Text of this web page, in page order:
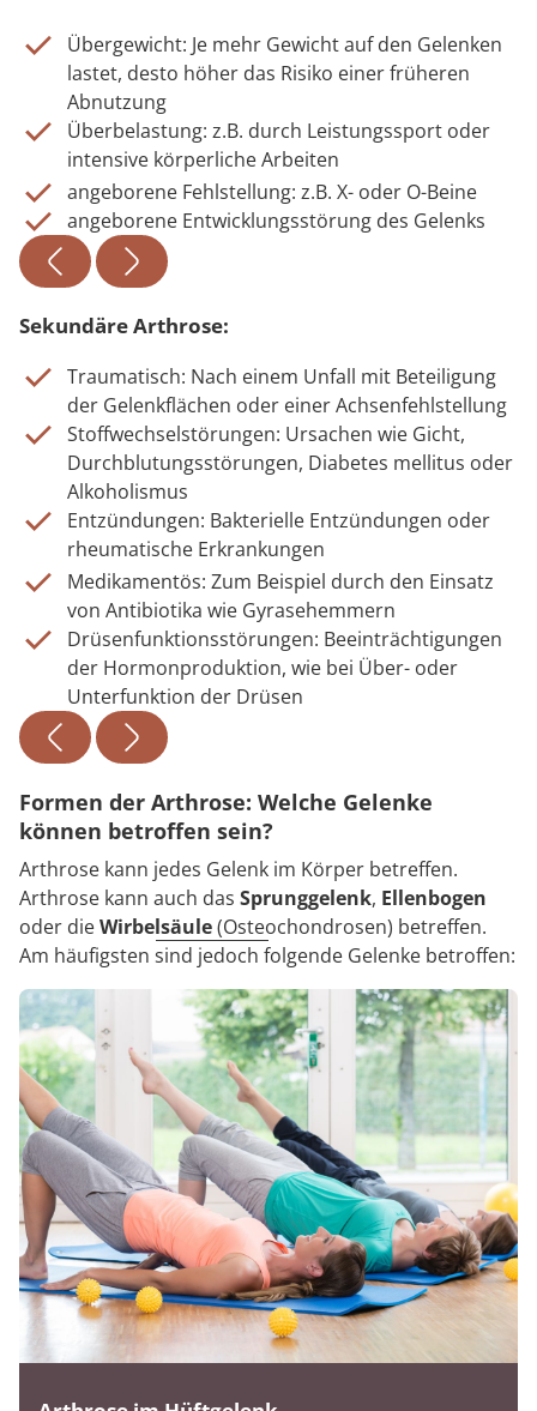
Übergewicht: Je mehr Gewicht auf den Gelenken
lastet, desto höher das Risiko einer früheren
Abnutzung
Überbelastung: z.B. durch Leistungssport oder
intensive körperliche Arbeiten
angeborene Fehlstellung: z.B. X- oder O-Beine
angeborene Entwicklungsstörung des Gelenks
Sekundäre Arthrose:
Traumatisch: Nach einem Unfall mit Beteiligung
der Gelenkflächen oder einer Achsenfehlstellung
Stoffwechselstörungen: Ursachen wie Gicht,
Durchblutungsstörungen, Diabetes mellitus oder
Alkoholismus
Entzündungen: Bakterielle Entzündungen oder
rheumatische Erkrankungen
Medikamentös: Zum Beispiel durch den Einsatz
von Antibiotika wie Gyrasehemmern
Drüsenfunktionsstörungen: Beeinträchtigungen
der Hormonproduktion, wie bei Über- oder
Unterfunktion der Drüsen
Formen der Arthrose: Welche Gelenke
können betroffen sein?
Arthrose kann jedes Gelenk im Körper betreffen.
Arthrose kann auch das Sprunggelenk, Ellenbogen
oder dieWirbelsäule(Osteochondrosen) betreffen.
Am häufigsten sind jedoch folgende Gelenke betroffen: